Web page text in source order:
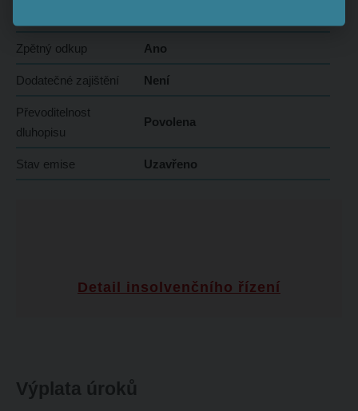
Zpětný odkup Ano
Dodatečné zajištění Není
Převoditelnost
dluhopisu
Povolena
Stav emise Uzavřeno
Detail insolvenčního řízení
Výplata úroků